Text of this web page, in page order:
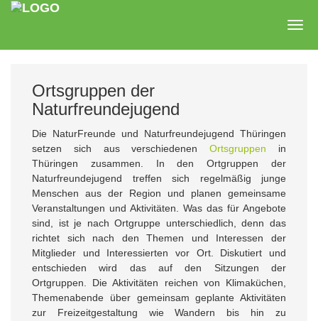
Zum
Ortsgruppen der
Naturfreundejugend
Die NaturFreunde und Naturfreundejugend Thüringen
setzen sich aus verschiedenenOrtsgruppen in
Thüringen zusammen. In den Ortgruppen der
Naturfreundejugend treffen sich regelmäßig junge
Menschen aus der Region und planen gemeinsame
Veranstaltungen und Aktivitäten. Was das für Angebote
sind, ist je nach Ortgruppe unterschiedlich, denn das
richtet sich nach den Themen und Interessen der
Mitglieder und Interessierten vor Ort. Diskutiert und
entschieden wird das auf den Sitzungen der
Ortgruppen. Die Aktivitäten reichen von Klimaküchen,
Themenabende über gemeinsam geplante Aktivitäten
zur Freizeitgestaltung wie Wandern bis hin zu